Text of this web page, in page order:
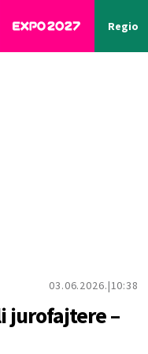
Region
03.06.2026. 10:38
jurofajtere –